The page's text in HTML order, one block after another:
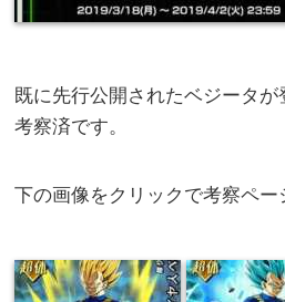
既に先行公開されたベジータが
考察済です。
下の画像をクリックで考察ペー